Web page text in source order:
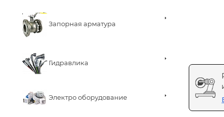
Запорная арматура
Гидравлика
Электро оборудование